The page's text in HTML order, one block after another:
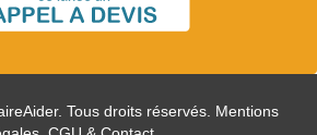
Tous droits réservés. Mentions